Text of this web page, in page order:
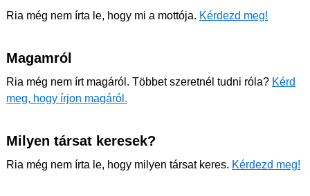
Ria még nem írta le, hogy mi a mottója. Kérdezd meg!
Magamról
Ria még nem írt magáról. Többet szeretnél tudni róla? Kérd
meg, hogy írjon magáról.
Milyen társat keresek?
Ria még nem írta le, hogy milyen társat keres. Kérdezd meg!